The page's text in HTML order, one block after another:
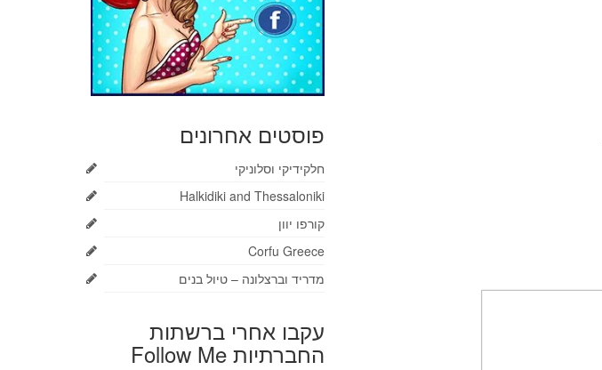
פוסטים אחרונים
חלקידיקי וסלוניקי
Halkidiki and Thessaloniki
קורפו יוון
Corfu Greece
מדריד וברצלונה – טיול בנים
עקבו אחרי ברשתות
החברתיות Follow Me